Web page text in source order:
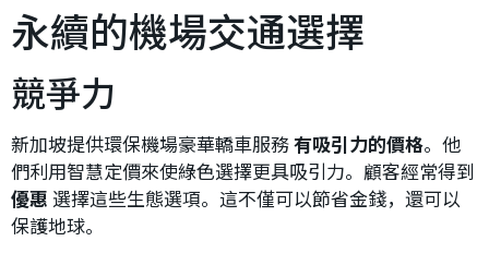
永續的機場交通選擇
競爭力
新加坡提供環保機場豪華轎車服務有吸引力的價格。他
們利用智慧定價來使綠色選擇更具吸引力。顧客經常得到
優惠 選擇這些生態選項。這不僅可以節省金錢，還可以
保護地球。